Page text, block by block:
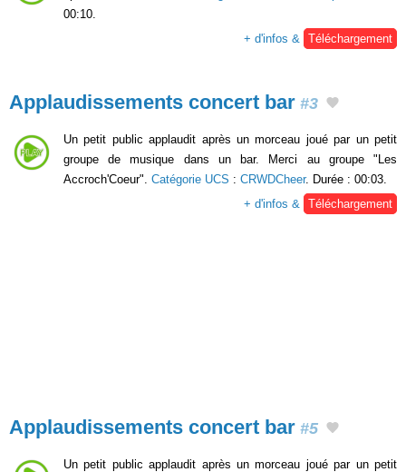
00:10.
+ d'infos & Téléchargement
Applaudissements concert bar #3
Un petit public applaudit après un morceau joué par un petit
groupe de musique dans un bar. Merci au groupe "Les
Accroch'Coeur". Catégorie UCS : CRWDCheer. Durée : 00:03.
+ d'infos & Téléchargement
Applaudissements concert bar #5
Un petit public applaudit après un morceau joué par un petit